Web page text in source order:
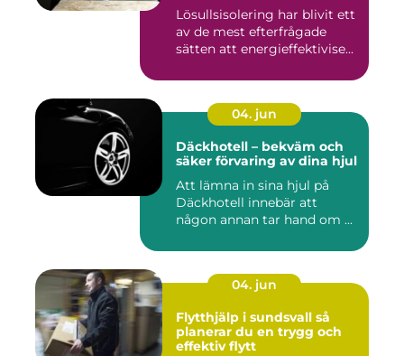
Lösullsisolering har blivit ett
av de mest efterfrågade
sätten att energieffektivise...
04. jun
Däckhotell – bekväm och
säker förvaring av dina hjul
Att lämna in sina hjul på
Däckhotell innebär att
någon annan tar hand om ...
04. jun
Flytthjälp i sundsvall så
planerar du en trygg och
effektiv flytt